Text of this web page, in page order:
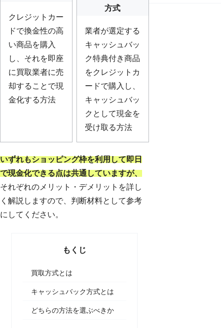
クレジットカー
ドで換金性の高
い商品を購入
し、それを即座
に買取業者に売
却することで現
金化する方法
方式
業者が選定する
キャッシュバッ
ク特典付き商品
をクレジットカ
ードで購入し、
キャッシュバッ
クとして現金を
受け取る方法
いずれもショッピング枠を利用して即日
で現金化できる点は共通していますが、
それぞれのメリット・デメリットを詳し
く解説しますので、判断材料として参考
にしてください。
もくじ
買取方式とは
キャッシュバック方式とは
どちらの方法を選ぶべきか